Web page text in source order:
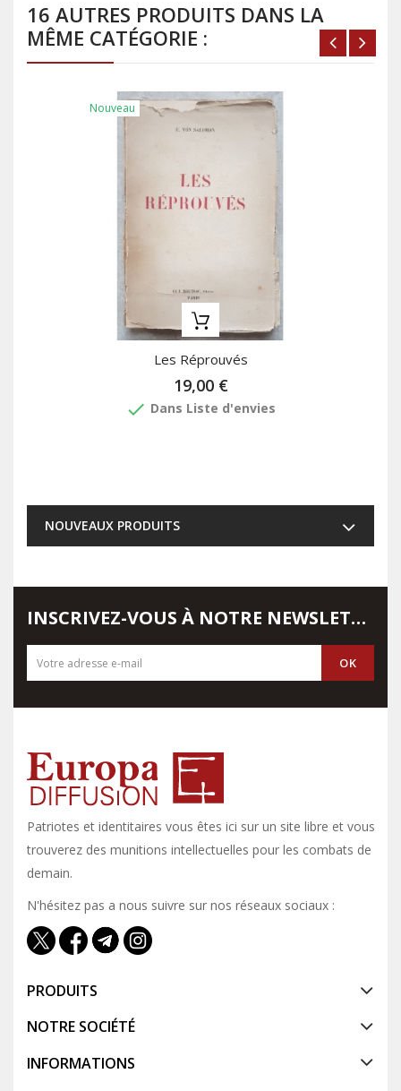
16 AUTRES PRODUITS DANS LA
MÊME CATÉGORIE :
Nouveau
Les Réprouvés
19,00 €
done Dans Liste d'envies
NOUVEAUX PRODUITS
INSCRIVEZ-VOUS À NOTRE NEWSLETTER
Patriotes et identitaires vous êtes ici sur un site libre et vous y
trouverez des munitions intellectuelles pour les combats de
demain.
N'hésitez pas a nous suivre sur nos réseaux sociaux :
PRODUITS
NOTRE SOCIÉTÉ
INFORMATIONS